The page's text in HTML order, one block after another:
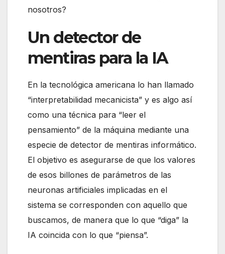
nosotros?
Un detector de
mentiras para la IA
En la tecnológica americana lo han llamado
“interpretabilidad mecanicista” y es algo así
como una técnica para “leer el
pensamiento” de la máquina mediante una
especie de detector de mentiras informático.
El objetivo es asegurarse de que los valores
de esos billones de parámetros de las
neuronas artificiales implicadas en el
sistema se corresponden con aquello que
buscamos, de manera que lo que “diga” la
IA coincida con lo que “piensa”.